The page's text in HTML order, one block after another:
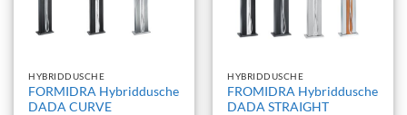
HYBRIDDUSCHE
FORMIDRA Hybriddusche
DADA CURVE
HYBRIDDUSCHE
FROMIDRA Hybriddusche
DADA STRAIGHT